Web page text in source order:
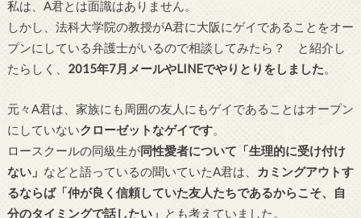
私は、A君とは面識はありません。
しかし、法科大学院の教授がA君に大阪にゲイであることをオー
プンにしている弁護士がいるので相談してみたら？ と紹介し
たらしく、 2015年7月メールやLINEでやりとりをしました。
元々A君は、家族にも周囲の友人にもゲイであることはオープン
にしていないクローゼットなゲイです。
ロースクールの同級生が同性愛者について「生理的に受け付け
ない」 などと語っているの聞いていたA君は、
カミングアウトす
るならば「仲が良く信頼していた友人たちであるからこそ、自
分のタイミングで話したい」 とも考えていました。